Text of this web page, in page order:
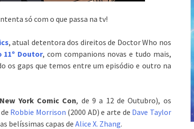
só com o que passa na tv!
, atual detentora dos direitos de Doctor Who nos
11º Doutor, com companions novas e tudo mais,
os gaps que temos entre um episódio e outro na
New York Comic Con, de 9 a 12 de Outubro), os
Robbie Morrison (2000 AD) e arte de Dave Taylor
belíssimas capas deAlice X. Zhang.